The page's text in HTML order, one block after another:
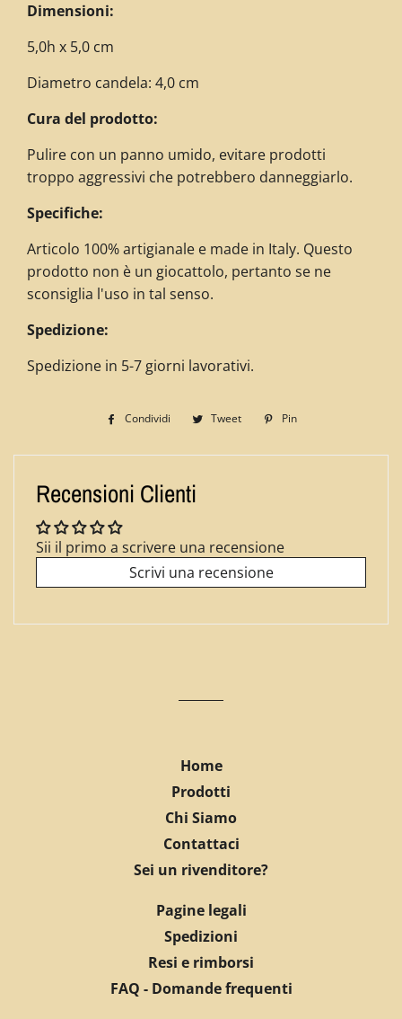
Dimensioni:
5,0h x 5,0 cm
Diametro candela: 4,0 cm
Cura del prodotto:
Pulire con un panno umido, evitare prodotti
troppo aggressivi che potrebbero danneggiarlo.
Specifiche:
Articolo 100% artigianale e made in Italy. Questo
prodotto non è un giocattolo, pertanto se ne
sconsiglia l'uso in tal senso.
Spedizione:
Spedizione in 5-7 giorni lavorativi.
Condividi
Condividi
Facebook
Tweet
Twitta
Twitter
Pin
Pinterest
Recensioni Clienti
Sii il primo a scrivere una recensione
Scrivi una recensione
Home
Prodotti
Chi Siamo
Contattaci
Sei un rivenditore?
Pagine legali
Spedizioni
Resi e rimborsi
FAQ - Domande frequenti